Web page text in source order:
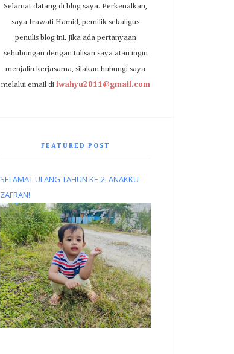
Selamat datang di blog saya. Perkenalkan,
saya Irawati Hamid, pemilik sekaligus
penulis blog ini. Jika ada pertanyaan
sehubungan dengan tulisan saya atau ingin
menjalin kerjasama, silakan hubungi saya
melalui email di iwahyu2011@gmail.com
FEATURED POST
SELAMAT ULANG TAHUN KE-2, ANAKKU
ZAFRAN!